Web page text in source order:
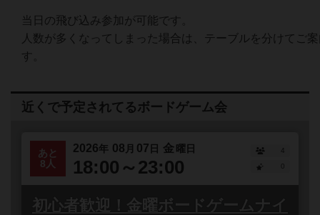
当日の飛び込み参加が可能です。
人数が多くなってしまった場合は、テーブルを分けてご
す。
近くで予定されてるボードゲーム会
あと
8人
2026年 08 月 07 日 金曜日
18:00～23:00
4
初心者歓迎！金曜ボードゲームナイ